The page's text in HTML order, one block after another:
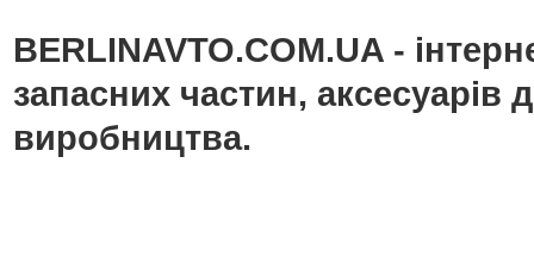
BERLINAVTO.COM.UA -
запасних частин, аксесуарів
виробництва.